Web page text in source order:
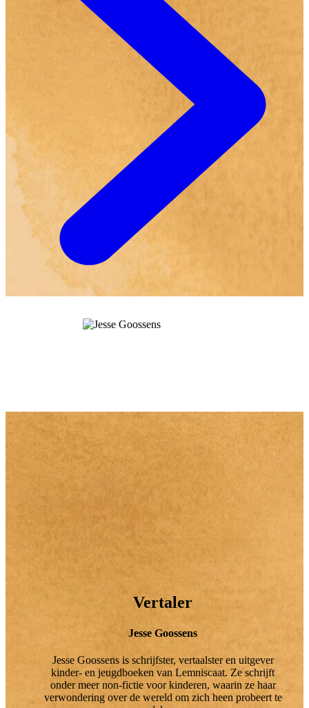
Vertaler
Jesse Goossens
Jesse Goossens is schrijfster, vertaalster en uitgever
kinder- en jeugdboeken van Lemniscaat. Ze schrijft
onder meer non-fictie voor kinderen, waarin ze haar
verwondering over de wereld om zich heen probeert te